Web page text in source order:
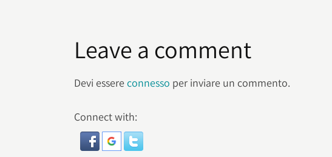
Leave a comment
Devi essereconnesso per inviare un commento.
Connect with: